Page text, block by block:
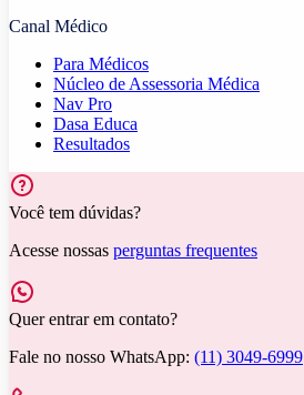
Canal Médico
Para Médicos
Núcleo de Assessoria Médica
Nav Pro
Dasa Educa
Resultados
Você tem dúvidas?
Acesse nossas perguntas frequentes
Quer entrar em contato?
Fale no nosso WhatsApp: (11) 3049-6999